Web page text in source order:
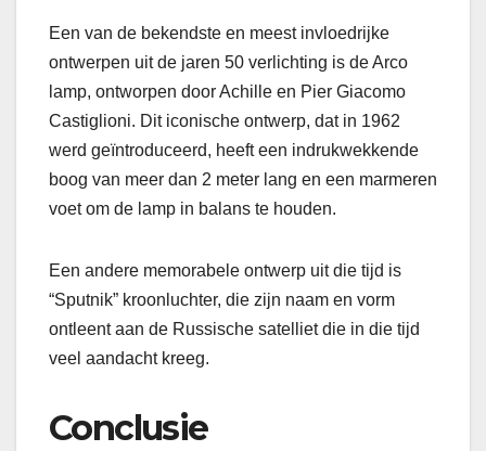
Een van de bekendste en meest invloedrijke
ontwerpen uit de jaren 50 verlichting is de Arco
lamp, ontworpen door Achille en Pier Giacomo
Castiglioni. Dit iconische ontwerp, dat in 1962
werd geïntroduceerd, heeft een indrukwekkende
boog van meer dan 2 meter lang en een marmeren
voet om de lamp in balans te houden.
Een andere memorabele ontwerp uit die tijd is
“Sputnik” kroonluchter, die zijn naam en vorm
ontleent aan de Russische satelliet die in die tijd
veel aandacht kreeg.
Conclusie